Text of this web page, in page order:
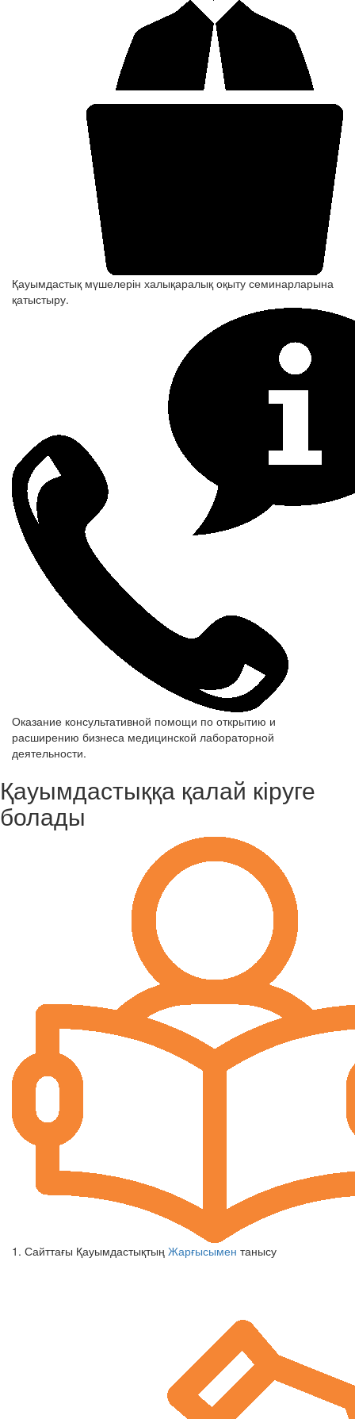
Қауымдастық мүшелерін халықаралық оқыту семинарларына
қатыстыру.
Оказание консультативной помощи по открытию и
расширению бизнеса медицинской лабораторной
деятельности.
Қауымдастыққа қалай кіруге
болады
1. Сайттағы Қауымдастықтың Жарғысымен танысу